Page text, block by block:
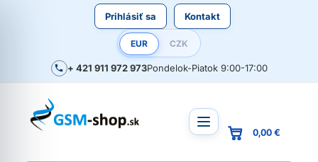
Prihlásiť sa Kontakt
EUR CZK
+ 421 911 972 973Pondelok-Piatok 9:00-17:00
0,00 €